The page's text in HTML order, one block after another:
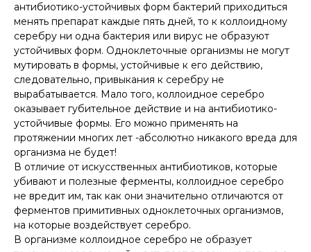
антибиотико-устойчивых форм бактерий приходиться
менять препарат каждые пять дней, то к коллоидному
серебру ни одна бактерия или вирус не образуют
устойчивых форм. Одноклеточные организмы не могут
мутировать в формы, устойчивые к его действию,
следовательно, привыкания к серебру не
вырабатывается. Мало того, коллоидное серебро
оказывает губительное действие и на антибиотико-
устойчивые формы. Его можно применять на
протяжении многих лет -абсолютно никакого вреда для
организма не будет!
В отличие от искусственных антибиотиков, которые
убивают и полезные ферменты, коллоидное серебро
не вредит им, так как они значительно отличаются от
ферментов примитивных одноклеточных организмов,
на которые воздействует серебро.
В организме коллоидное серебро не образует